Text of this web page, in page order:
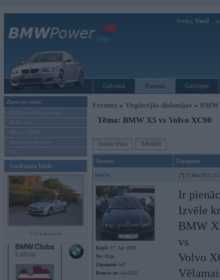
Sveiks, Viesi!
Galvenā Forums Galerijas
Ziņas un raksti
BMW modeļu jaunumi
BMW testi
Mēneša BMW
Sērijveida tūnings
Vel...
Gadījuma bilde
F13 kabriolets
Forums » Vispārējās diskusijas »
Tēma: BMW X5 vs Volvo XC90
Jauna tēma Atbildēt
Autors Ziņojums
Sovis 21. Mar 2013,
Kopš: 17. Apr 2009
No: Rīga
Ziņojumi: 647
Braucu ar: AA-3555
Ir
Izvēle
BMW
vs
Volvo